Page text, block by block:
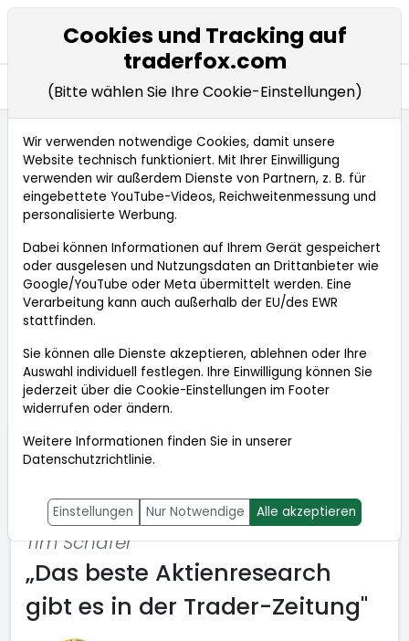
Startseite
Tools Applikationen
Research Entdecken Bestellen
TraderFox Produktfavoriten
von Tim Schäfer
Die Trader-Zeitung mit 50 %
Tim Schäfer
„Das beste Aktienresearch
gibt es in der Trader-Zeitung"
Cookies und Tracking auf
traderfox.com
(Bitte wählen Sie Ihre Cookie-Einstellungen)
Wir verwenden notwendige Cookies, damit unsere
Website technisch funktioniert. Mit Ihrer Einwilligung
verwenden wir außerdem Dienste von Partnern, z. B. für
eingebettete YouTube-Videos, Reichweitenmessung und
personalisierte Werbung.
Dabei können Informationen auf Ihrem Gerät gespeichert
oder ausgelesen und Nutzungsdaten an Drittanbieter wie
Google/YouTube oder Meta übermittelt werden. Eine
Verarbeitung kann auch außerhalb der EU/des EWR
stattfinden.
Sie können alle Dienste akzeptieren, ablehnen oder Ihre
Auswahl individuell festlegen. Ihre Einwilligung können Sie
jederzeit über die Cookie-Einstellungen im Footer
widerrufen oder ändern.
Weitere Informationen finden Sie in unserer
Datenschutzrichtlinie.
Einstellungen Nur Notwendige Alle akzeptieren